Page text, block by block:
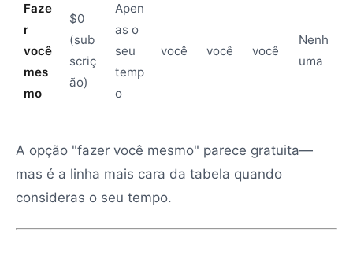
Faze
r
você
mes
mo
$0
(sub
scriç
ão)
Apen
as o
seu
temp
o
você você você
Nenh
uma
A opção "fazer você mesmo" parece gratuita—
mas é a linha mais cara da tabela quando
consideras o seu tempo.